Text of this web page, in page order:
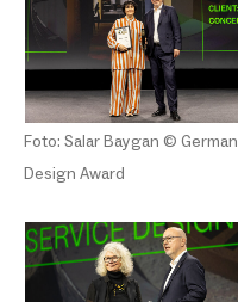
Foto: Salar Baygan © German
Design Award